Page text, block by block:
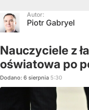
Autor:
Piotr Gabryel
Nauczyciele z
oświatowa po
Dodano: 6 sierpnia 5:30